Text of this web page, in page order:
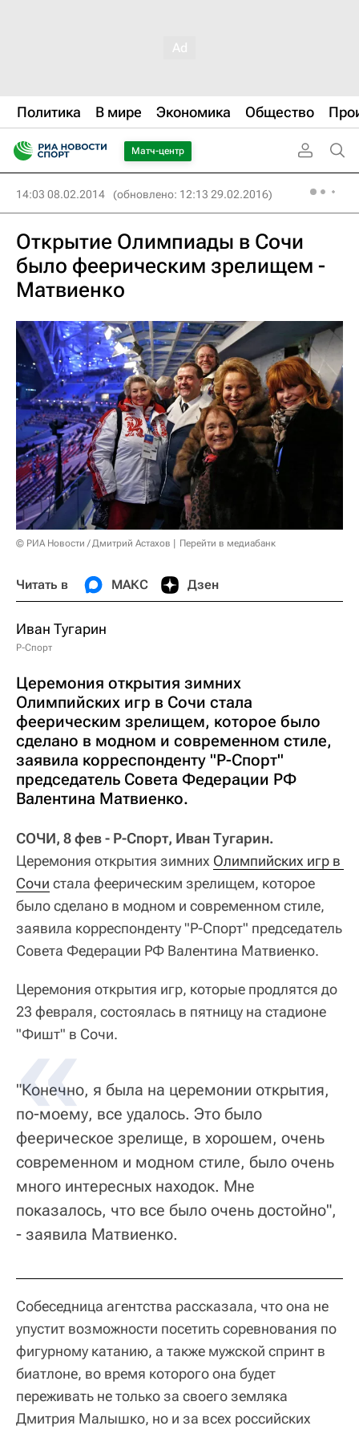
Политика В мире Экономика Общество
Матч-центр
14:03 08.02.2014 (обновлено: 12:13 29.02.2016)
Открытие Олимпиады в Сочи
было феерическим зрелищем -
Матвиенко
© РИА Новости / Дмитрий Астахов Перейти в медиабанк
Читать в МАКС Дзен
Иван Тугарин
Р-Спорт
Церемония открытия зимних
Олимпийских игр в Сочи стала
феерическим зрелищем, которое было
сделано в модном и современном стиле,
заявила корреспонденту "Р-Спорт"
председатель Совета Федерации РФ
Валентина Матвиенко.
СОЧИ, 8 фев - Р-Спорт, Иван Тугарин.
Церемония открытия зимних Олимпийских игр в
Сочи стала феерическим зрелищем, которое
было сделано в модном и современном стиле,
заявила корреспонденту "Р-Спорт" председатель
Совета Федерации РФ Валентина Матвиенко.
Церемония открытия игр, которые продлятся до
23 февраля, состоялась в пятницу на стадионе
"Фишт" в Сочи.
"Конечно, я была на церемонии открытия,
по-моему, все удалось. Это было
феерическое зрелище, в хорошем, очень
современном и модном стиле, было очень
много интересных находок. Мне
показалось, что все было очень достойно",
- заявила Матвиенко.
Собеседница агентства рассказала, что она не
упустит возможности посетить соревнования по
фигурному катанию, а также мужской спринт в
биатлоне, во время которого она будет
переживать не только за своего земляка
Дмитрия Малышко, но и за всех российских